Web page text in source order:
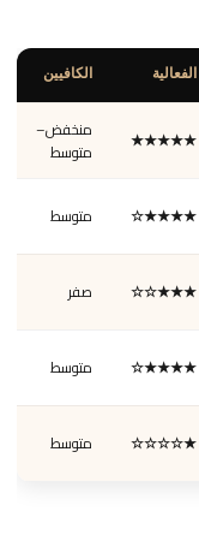
الفعالية الكافيين
★★★★★
منخفض–
متوسط
★★★★☆ متوسط
★★★☆☆ صفر
★★★★☆ متوسط
★☆☆☆☆ متوسط